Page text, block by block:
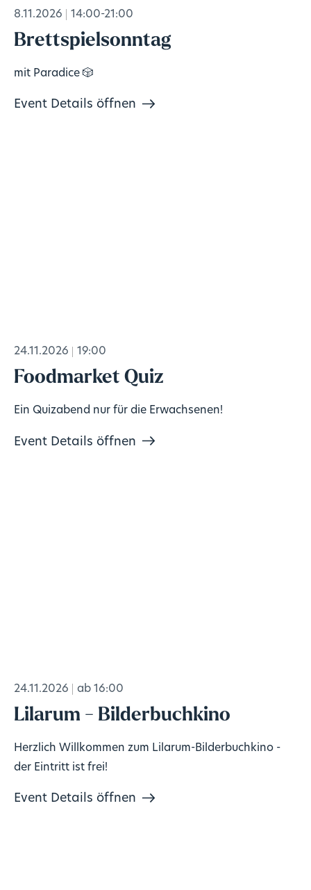
8.11.2026 14:00-21:00
Brettspielsonntag
mit Paradice 🎲
Event Details öffnen
24.11.2026 19:00
Foodmarket Quiz
Ein Quizabend nur für die Erwachsenen!
Event Details öffnen
24.11.2026 ab 16:00
Lilarum - Bilderbuchkino
Herzlich Willkommen zum Lilarum-Bilderbuchkino -
der Eintritt ist frei!
Event Details öffnen